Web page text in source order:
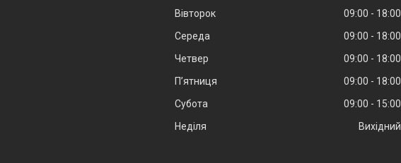
Вівторок
09:00
18:00
Середа
09:00
18:00
Четвер
09:00
18:00
Пʼятниця
09:00
18:00
Субота
09:00
15:00
Неділя
Вихідний